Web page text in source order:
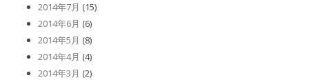
2014年7月 (15)
2014年6月 (6)
2014年5月 (8)
2014年4月 (4)
2014年3月 (2)